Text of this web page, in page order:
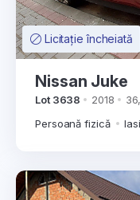
Licitație încheiată
Nissan Juke
Lot 3638 2018
Persoană fizică